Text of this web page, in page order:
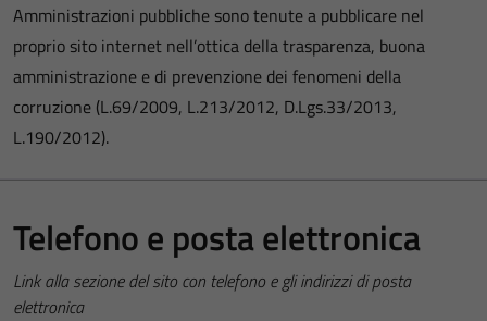
Amministrazioni pubbliche sono tenute a pubblicare nel
proprio sito internet nell’ottica della trasparenza, buona
amministrazione e di prevenzione dei fenomeni della
corruzione (L.69/2009, L.213/2012, D.Lgs.33/2013,
L.190/2012).
Telefono e posta elettronica
Link alla sezione del sito con telefono e gli indirizzi di posta
elettronica